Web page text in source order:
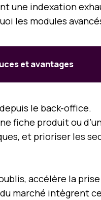
une indexation
les modules
et avantages
le back-office.
fiche produit ou
et prioriser les
accélère la
marché intègrent